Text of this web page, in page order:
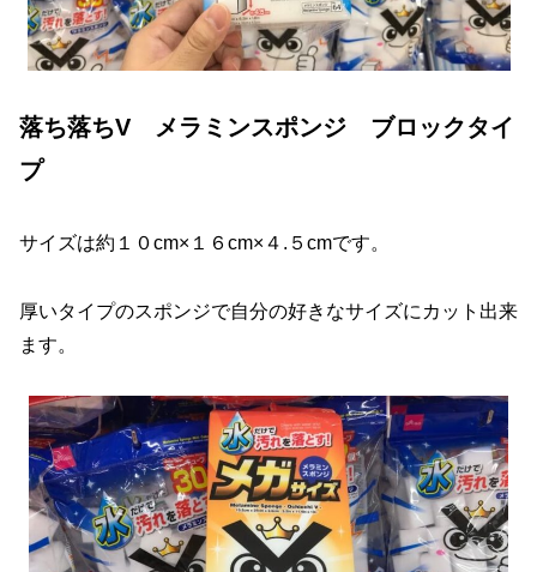
落ち落ちV メラミンスポンジ ブロックタイ
プ
サイズは約１０cm×１６cm×４.５cmです。
厚いタイプのスポンジで自分の好きなサイズにカット出来
ます。